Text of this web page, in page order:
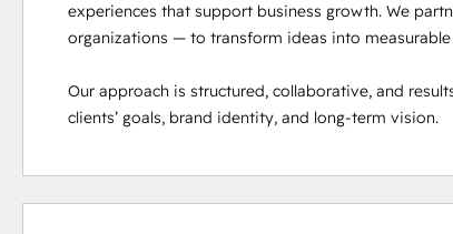
experiences that support business growth. We
organizations — to transform ideas into
Our approach is structured, collaborative, and
clients’ goals, brand identity, and long-term vision.